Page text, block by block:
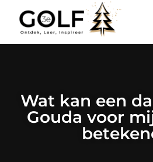
Wat kan een
Gouda voor